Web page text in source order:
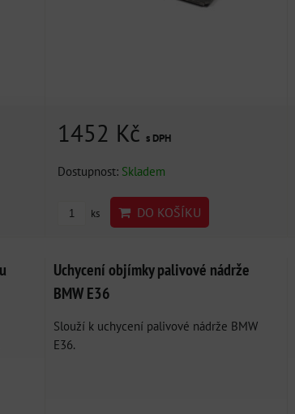
1452 Kč s DPH
Dostupnost: Skladem
ks DO KOŠÍKU
Uchycení objímky palivové nádrže
BMW E36
Slouží k uchycení palivové nádrže BMW
E36.